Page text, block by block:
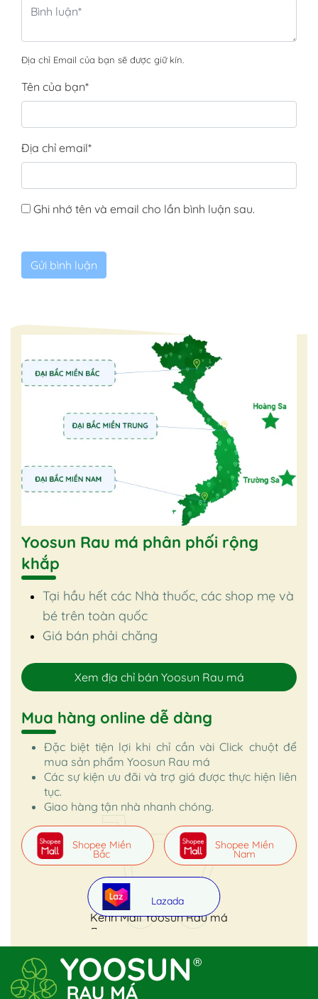
Địa chỉ Email của bạn sẽ được giữ kín.
Tên của bạn*
Địa chỉ email*
Ghi nhớ tên và email cho lần bình luận sau.
Yoosun Rau má phân phối rộng
khắp
Tại hầu hết các Nhà thuốc, các shop mẹ và
bé trên toàn quốc
Giá bán phải chăng
Xem địa chỉ bán Yoosun Rau má
Mua hàng online dễ dàng
Đặc biệt tiện lợi khi chỉ cần vài Click chuột để
mua sản phẩm Yoosun Rau má
Các sự kiện ưu đãi và trợ giá được thực hiện liên
tục.
Giao hàng tận nhà nhanh chóng.
Kênh Mall Yoosun Rau má
Shopee Miền
Bắc
Shopee Miền
Nam
Lazada